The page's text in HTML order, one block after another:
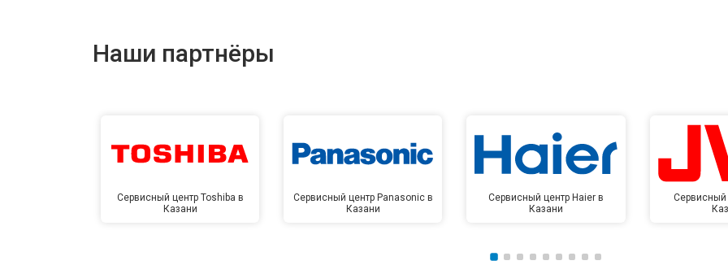
Наши партнёры
Сервисный центр Toshiba в
Казани
Сервисный центр Panasonic в
Казани
Сервисный центр Haier в
Казани
Сервисный